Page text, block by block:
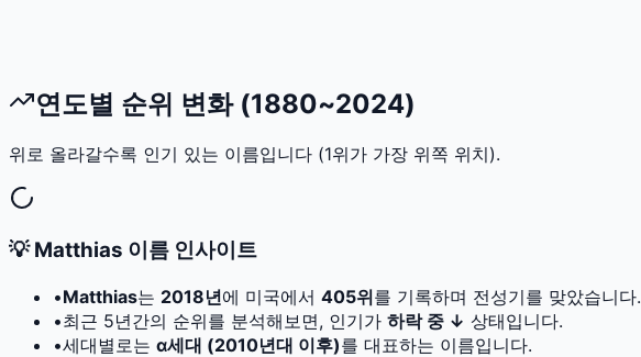
연도별 순위 변화 (1880~2024)
위로 올라갈수록 인기 있는 이름입니다 (1위가 가장 위쪽 위치).
💡Matthias 이름 인사이트
•Matthias는 2018년에 미국에서 405위를 기록하며 전성기를 맞았습니다.
•최근 5년간의 순위를 분석해보면, 인기가 하락 중 ↓ 상태입니다.
•세대별로는 α세대 (2010년대 이후)를 대표하는 이름입니다.